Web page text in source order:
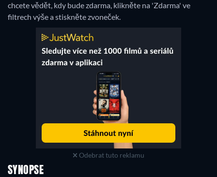
chcete vědět, kdy bude zdarma, klikněte na 'Zdarma' ve
filtrech výše a stiskněte zvoneček.
Odebrat tuto reklamu
SYNOPSE